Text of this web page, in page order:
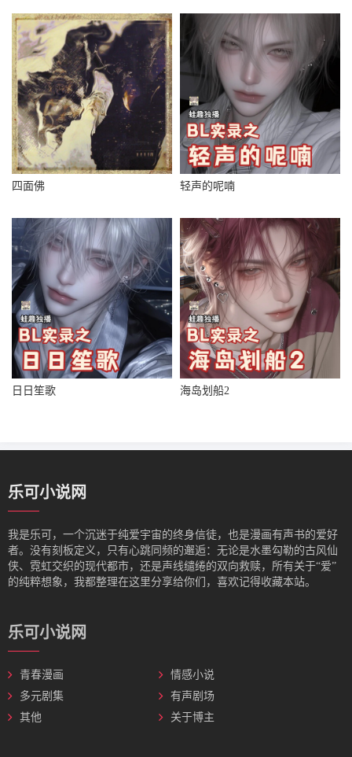
四面佛 轻声的呢喃
日日笙歌 海岛划船2
乐可小说网
我是‌乐可，一个沉迷于纯爱宇宙的终身信徒，也是漫画有声书的爱好
者。没有刻板定义，只有心跳同频的邂逅：无论是水墨勾勒的古风仙
侠、霓虹交织的现代都市，还是声线缱绻的双向救赎，所有关于“爱”
的纯粹想象，我都整理在这里分享给你们，喜欢记得收藏本站。
乐可小说网
青春漫画
情感小说
多元剧集
有声剧场
其他
关于博主